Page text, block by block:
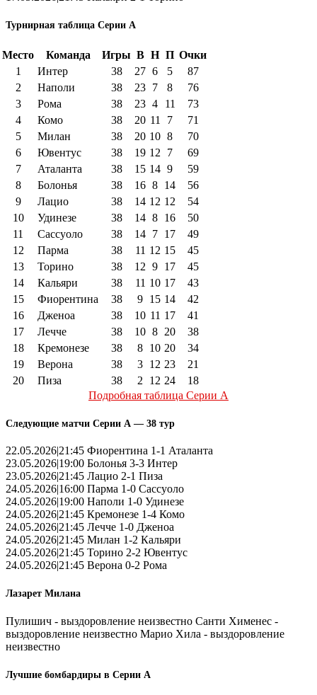
Турнирная таблица Серии А
Место Команда Игры В Н П Очки
1
Интер 38 27 6 5
87
2
Наполи 38 23 7 8
76
3
Рома 38 23 4 11
73
4
Комо 38 20 11 7
71
5
Милан 38 20 10 8
70
6
Ювентус 38 19 12 7
69
7
Аталанта 38 15 14 9
59
8
Болонья 38 16 8 14
56
9
Лацио 38 14 12 12
54
10
Удинезе 38 14 8 16
50
11
Сассуоло 38 14 7 17
49
12
Парма 38 11 12 15
45
13
Торино 38 12 9 17
45
14
Кальяри 38 11 10 17
43
15
Фиорентина 38 9 15 14
42
16
Дженоа 38 10 11 17
41
17
Лечче 38 10 8 20
38
18
Кремонезе 38 8 10 20
34
19
Верона 38 3 12 23
21
20
Пиза 38 2 12 24
18
Подробная таблица Серии А
Следующие матчи Серии А — 38 тур
22.05.2026|21:45 Фиорентина 1-1 Аталанта
23.05.2026|19:00 Болонья 3-3 Интер
23.05.2026|21:45 Лацио 2-1 Пиза
24.05.2026|16:00 Парма 1-0 Сассуоло
24.05.2026|19:00 Наполи 1-0 Удинезе
24.05.2026|21:45 Кремонезе 1-4 Комо
24.05.2026|21:45 Лечче 1-0 Дженоа
24.05.2026|21:45 Милан 1-2 Кальяри
24.05.2026|21:45 Торино 2-2 Ювентус
24.05.2026|21:45 Верона 0-2 Рома
Лазарет Милана
Пулишич - выздоровление неизвестно Санти Хименес -
выздоровление неизвестно Марио Хила - выздоровление
неизвестно
Лучшие бомбардиры в Серии А